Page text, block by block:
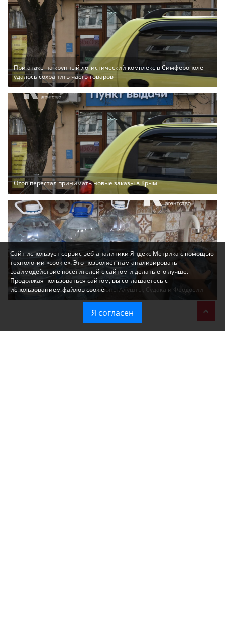
При атаке на крупный логистический комплекс в Симферополе
удалось сохранить часть товаров
Ozon перестал принимать новые заказы в Крым
Без света и воды остаются районы Алушты, Судака и Феодосии
Сайт использует сервис веб-аналитики Яндекс Метрика с помощью
технологии «cookie». Это позволяет нам анализировать
взаимодействие посетителей с сайтом и делать его лучше.
Продолжая пользоваться сайтом, вы соглашаетесь с
использованием файлов cookie
Я согласен